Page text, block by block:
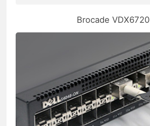
Brocade VDX6720